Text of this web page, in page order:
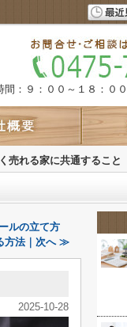
間：９：００～１８：００
売れる家に共通すること
ルの立て方
方法｜次へ ≫
2025-10-28